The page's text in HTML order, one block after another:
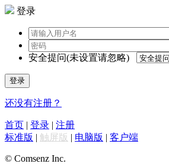
登录
安全提问(未设置请忽略)
登录
还没有注册？
首页 | 登录 | 注册
标准版 | 触屏版 | 电脑版 | 客户端
© Comsenz Inc.